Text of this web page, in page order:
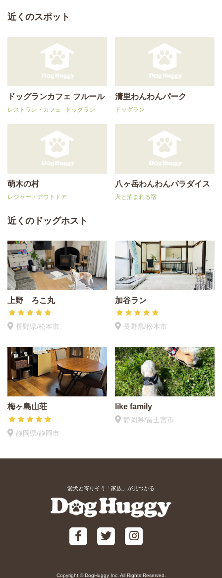
近くのスポット
ドッグランカフェ フルール
レストラン・カフェ ドッグラン
清里わんわんパーク
ドッグラン
萌木の村
レジャー・アウトドア
八ヶ岳わんわんパラダイス
犬と泊まれる宿
近くのドッグホスト
上野 ろこ丸
長野県/松本市
加谷ラン
長野県/松本市
梅ヶ島山荘
静岡県/静岡市
like family
静岡県/富士宮市
愛犬と寄りそう「家族」が見つかる
Copyright © DogHuggy Inc. All Rights Reserved.